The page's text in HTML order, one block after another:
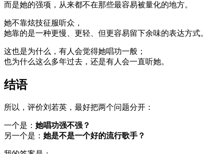
而是她的强项，从来都不在那些最容易被量化的地方。
她不靠炫技征服听众，
她靠的是一种更慢、更轻、但更容易留下余味的表达方式。
这也是为什么，有人会觉得她唱功一般；
也为什么这么多年过去，还是有人会一直听她。
结语
所以，评价刘若英，最好把两个问题分开：
一个是： 她唱功强不强？
另一个是： 她是不是一个好的流行歌手？